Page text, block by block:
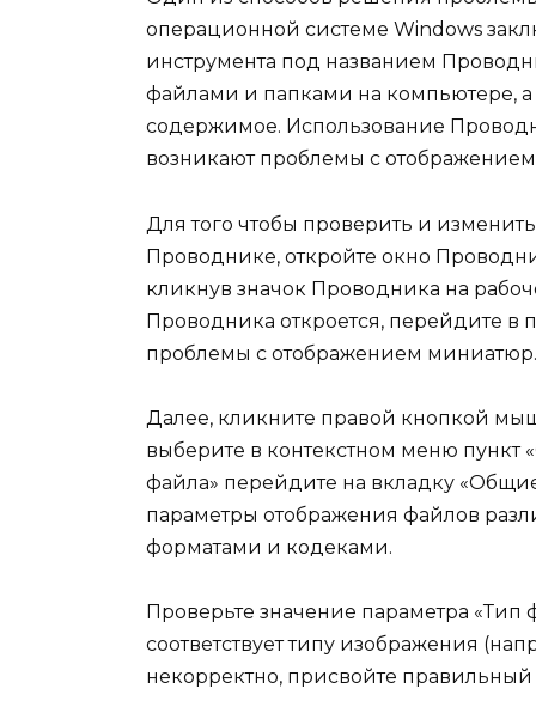
операционной системе Windows
инструмента под названием
файлами и папками на компьютере, а
содержимое. Использование
возникают проблемы с
Для того чтобы проверить и
Проводнике, откройте окно
кликнув значок Проводника на
Проводника откроется, перейдите в
проблемы с отображением миниатюр.
Далее, кликните правой кнопкой
выберите в контекстном меню пункт
файла» перейдите на вкладку
параметры отображения файлов
форматами и кодеками.
Проверьте значение параметра «Тип
соответствует типу изображения
некорректно, присвойте правильный